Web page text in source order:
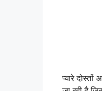
प्यारे